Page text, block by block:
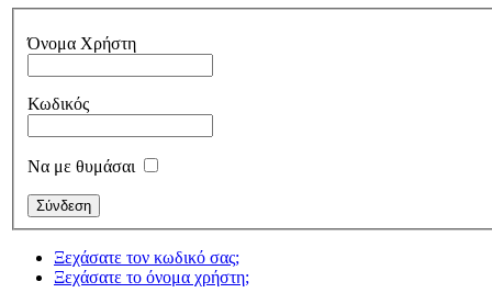
Όνομα Χρήστη
Κωδικός
Να με θυμάσαι
Ξεχάσατε τον κωδικό σας;
Ξεχάσατε το όνομα χρήστη;